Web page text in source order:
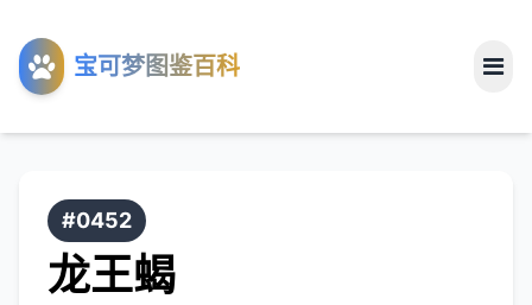
宝可梦图鉴百科
工具
关于
#0452
龙王蝎